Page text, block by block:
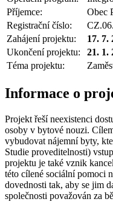
Příjemce:
Obec
Registrační číslo:
Zahájení projektu:
17. 7.
Ukončení projektu:
21. 1.
Téma projektu:
Informace o
Projekt řeší neexistenci
osoby v bytové nouzi.
vybudovat nájemní byty,
Studie proveditelnosti)
projektu je také vznik
této cílené sociální pomoci
dovednosti tak, aby se jim
společnosti považován za